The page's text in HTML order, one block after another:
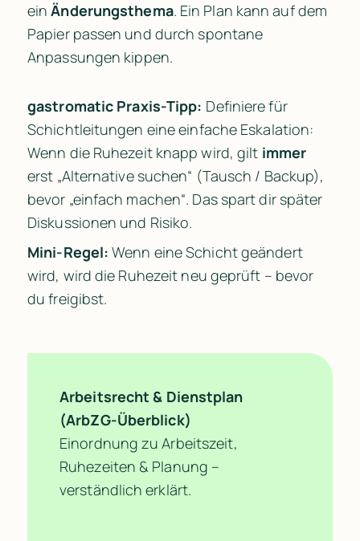
ein Änderungsthema. Ein Plan kann auf dem
Papier passen und durch spontane
Anpassungen kippen.
gastromatic Praxis-Tipp: Definiere für
Schichtleitungen eine einfache Eskalation:
Wenn die Ruhezeit knapp wird, gilt immer
erst „Alternative suchen“ (Tausch / Backup),
bevor „einfach machen“. Das spart dir später
Diskussionen und Risiko.
Mini-Regel: Wenn eine Schicht geändert
wird, wird die Ruhezeit neu geprüft – bevor
du freigibst.
Arbeitsrecht & Dienstplan
(ArbZG-Überblick)
Einordnung zu Arbeitszeit,
Ruhezeiten & Planung –
verständlich erklärt.